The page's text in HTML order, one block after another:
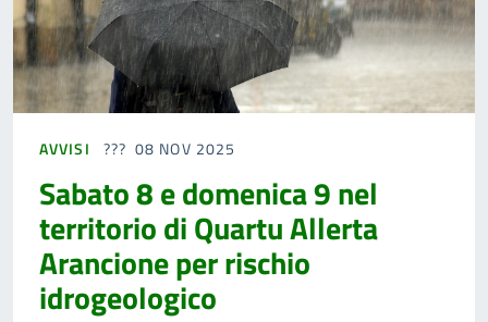
AVVISI 08 NOV 2025
Sabato 8 e domenica 9 nel
territorio di Quartu Allerta
Arancione per rischio
idrogeologico